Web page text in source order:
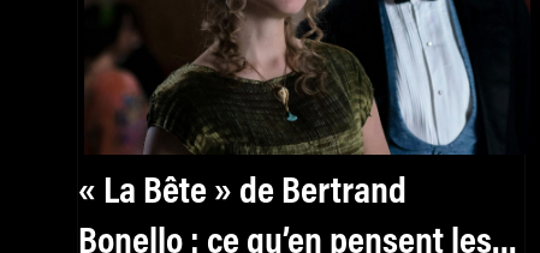
« La Bête » de Bertrand
Bonello : ce qu’en pensent les